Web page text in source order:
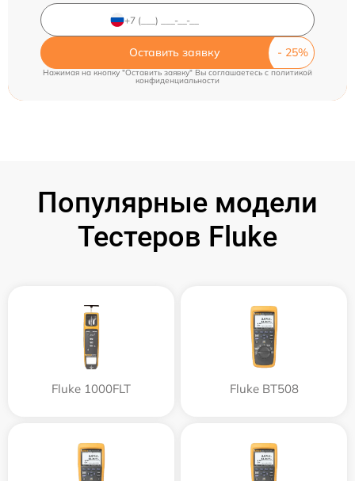
Оставить заявку
Нажимая на кнопку "Оставить заявку" Вы соглашаетесь cполитикой
конфиденциальности
Популярные модели
Тестеров Fluke
Fluke 1000FLT Fluke BT508